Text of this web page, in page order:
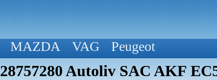
MAZDA VAG Peugeot
Autoliv SAC AKF